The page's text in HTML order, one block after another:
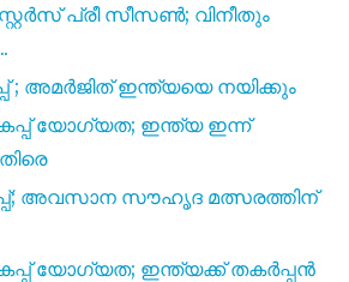
പ്രീ സീസൺ; വിനീതും
; അമർജിത് ഇന്ത്യയെ നയിക്കും
യോഗ്യത; ഇന്ത്യ ഇന്ന്
അവസാന സൗഹൃദ മത്സരത്തിന്
യോഗ്യത; ഇന്ത്യക്ക് തകർപ്പൻ